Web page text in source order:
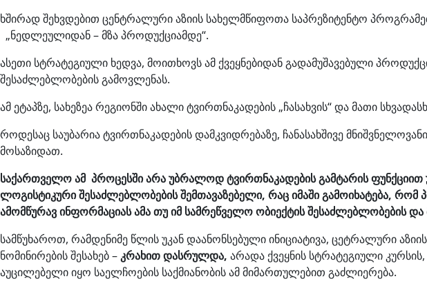
ხშირად შეხვდებით ცენტრალური აზიის სახელმწიფოთა საპრეზიტენტო
„ნედლეულიდან – მზა პროდუქციამდე“.
ასეთი სტრატეგიული ხედვა, მოითხოვს ამ ქვეყნებიდან გადამუშავებული
შესაძლებლობების გამოვლენას.
ამ ეტაპზე, სახეზეა რეგიონში ახალი ტვირთნაკადების „ჩასახვის“ და მათი
როდესაც საუბარია ტვირთნაკადების დამკვიდრებაზე, ჩანასახშივე
მოსაზიდათ.
საქართველო ამ პროცესში არა უბრალოდ ტვირთნაკადების გამტარის
ლოგისტიკური შესაძლებლობების შემთავაზებელი, რაც იმაში გამოიხატება,
ამომწურავ ინფორმაციას ამა თუ იმ სამრეწველო ობიექტის შესაძლებლობების
სამწუხაროთ, რამდენიმე წლის უკან დაანონსებული ინიციატივა, ცეტრალური
ნომინირების შესახებ –კრახით დასრულდა, არადა ქვეყნის სტრატეგიული
აუცილებელი იყო საელჩოების საქმიანობის ამ მიმართულებით გაძლიერება.